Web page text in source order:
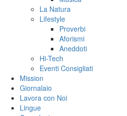
La Natura
Lifestyle
Proverbi
Aforismi
Aneddoti
Hi-Tech
Eventi Consigliati
Mission
Giornalaio
Lavora con Noi
Lingue